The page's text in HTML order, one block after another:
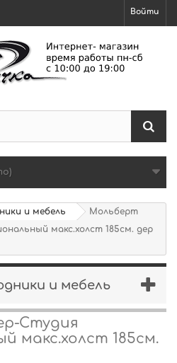
Войти
и мебель
Мольберт
макс.холст 185см. дер
и мебель
Студия
макс.холст 185см.